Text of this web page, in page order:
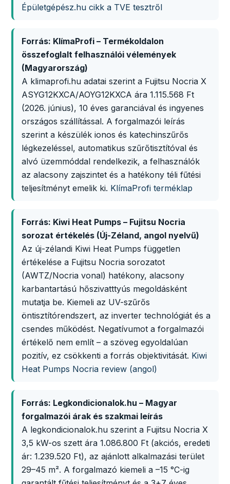
Épületgépész.hu cikk a TVE tesztről
Forrás: KlímaProfi – Termékoldalon
összefoglalt felhasználói vélemények
(Magyarország)
A klimaprofi.hu adatai szerint a Fujitsu Nocria X
ASYG12KXCA/AOYG12KXCA ára 1.115.568 Ft
(2026. június), 10 éves garanciával és ingyenes
országos szállítással. A forgalmazói leírás
szerint a készülék ionos és katechinszűrős
légkezeléssel, automatikus szűrőtisztítóval és
alvó üzemmóddal rendelkezik, a felhasználók
az alacsony zajszintet és a hatékony téli fűtési
teljesítményt emelik ki. KlímaProfi terméklap
Forrás: Kiwi Heat Pumps – Fujitsu Nocria
sorozat értékelés (Új-Zéland, angol nyelvű)
Az új-zélandi Kiwi Heat Pumps független
értékelése a Fujitsu Nocria sorozatot
(AWTZ/Nocria vonal) hatékony, alacsony
karbantartású hőszivatttyús megoldásként
mutatja be. Kiemeli az UV-szűrős
öntisztítórendszert, az inverter technológiát és a
csendes működést. Negatívumot a forgalmazói
értékelő nem említ – a szöveg egyoldalúan
pozitív, ez csökkenti a forrás objektivitását. Kiwi
Heat Pumps Nocria review (angol)
Forrás: Legkondicionalok.hu – Magyar
forgalmazói árak és szakmai leírás
A legkondicionalok.hu szerint a Fujitsu Nocria X
3,5 kW-os szett ára 1.086.800 Ft (akciós, eredeti
ár: 1.239.520 Ft), az ajánlott alkalmazási terület
29–45 m². A forgalmazó kiemeli a –15 °C-ig